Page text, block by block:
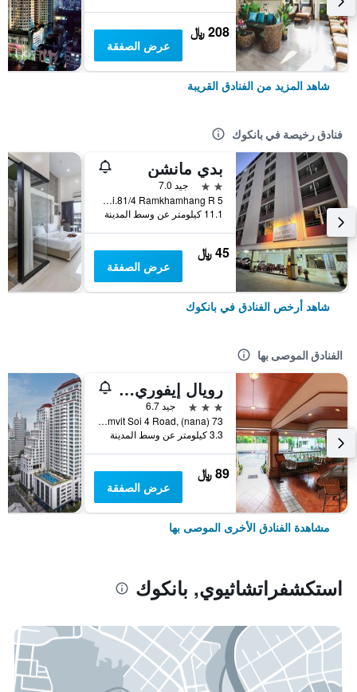
208 ﷼
عرض الصفقة
شاهد المزيد من الفنادق القريبة
فنادق رخيصة في بانكوك
بدي مانشن
2 نجمتين
جيد 7.0
5 Soi.81/4 Ramkhamhang R., بانكوك, تايلاند
11.1 كيلومتر عن وسط المدينة
45 ﷼
عرض الصفقة
شاهد أرخص الفنادق في بانكوك
الفنادق الموصى بها
رويال إيفوري سوكومفيت نانا
3 نجوم
جيد 6.7
73 Sukhumvit Soi 4 Road, (nana), بانكوك, تايلاند
3.3 كيلومتر عن وسط المدينة
89 ﷼
عرض الصفقة
مشاهدة الفنادق الأخرى الموصى بها
استكشفراتشاثيوي, بانكوك